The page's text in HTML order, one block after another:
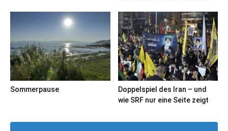
Sommerpause
Doppelspiel des Iran – und
wie SRF nur eine Seite zeigt